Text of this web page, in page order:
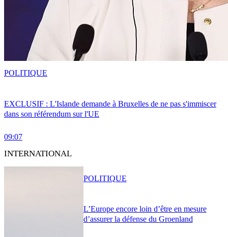
EXCLUSIF : L'Islande demande à Bruxelles de ne pas s'immiscer
dans son référendum sur l'UE
09:07
POLITIQUE
INTERNATIONAL
L’Europe encore loin d’être en mesure
d’assurer la défense du Groenland
POLITIQUE